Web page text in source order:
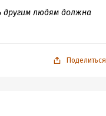
людям должна
Поделиться